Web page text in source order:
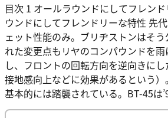
目次 1 オールラウンドにしてフレン
ウンドにしてフレンドリーな特性 先
ェット性能のみ。ブリヂストンはそ
れた変更点もリヤのコンパウンドを
し、フロントの回転方向を逆向きに
接地感向上などに効果があるという
基本的には踏襲されている。BT-45は